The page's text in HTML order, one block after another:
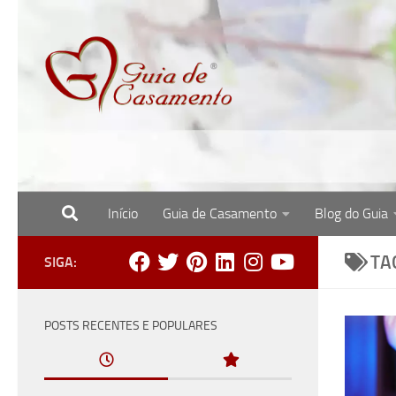
Site com o melhor para noivas, noivos e
Início Guia de Casamento Blog do Guia
SIGA:
POSTS RECENTES E POPULARES